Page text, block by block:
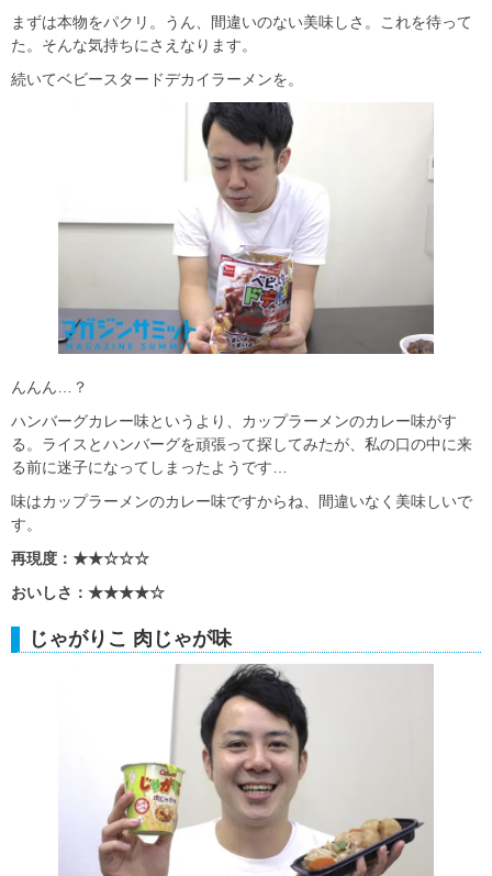
まずは本物をパクリ。うん、間違いのない美味しさ。これを待って
た。そんな気持ちにさえなります。
続いてベビースタードデカイラーメンを。
んんん…？
ハンバーグカレー味というより、カップラーメンのカレー味がす
る。ライスとハンバーグを頑張って探してみたが、私の口の中に来
る前に迷子になってしまったようです…
味はカップラーメンのカレー味ですからね、間違いなく美味しいで
す。
再現度：★★☆☆☆
おいしさ：★★★★☆
じゃがりこ 肉じゃが味